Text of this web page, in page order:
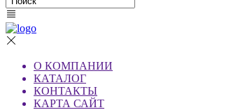
О КОМПАНИИ
КАТАЛОГ
КОНТАКТЫ
КАРТА САЙТ